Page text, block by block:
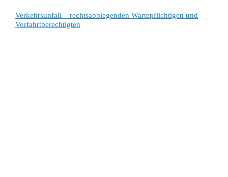
Verkehrsunfall – rechtsabbiegenden Wartepflichtigen und
Vorfahrtberechtigten